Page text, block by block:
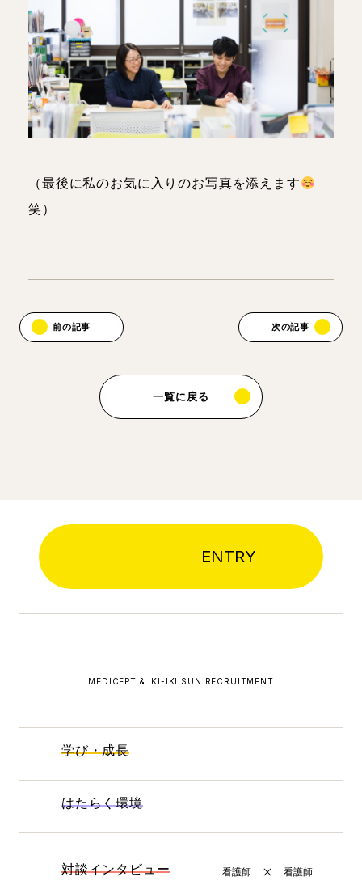
（最後に私のお気に入りのお写真を添えます
笑）
前の記事 次の記事
一覧に戻る
ENTRY
MEDICEPT & IKI-IKI SUN RECRUITMENT
学び・成長
はたらく環境
対談インタビュー 看護師 看護師